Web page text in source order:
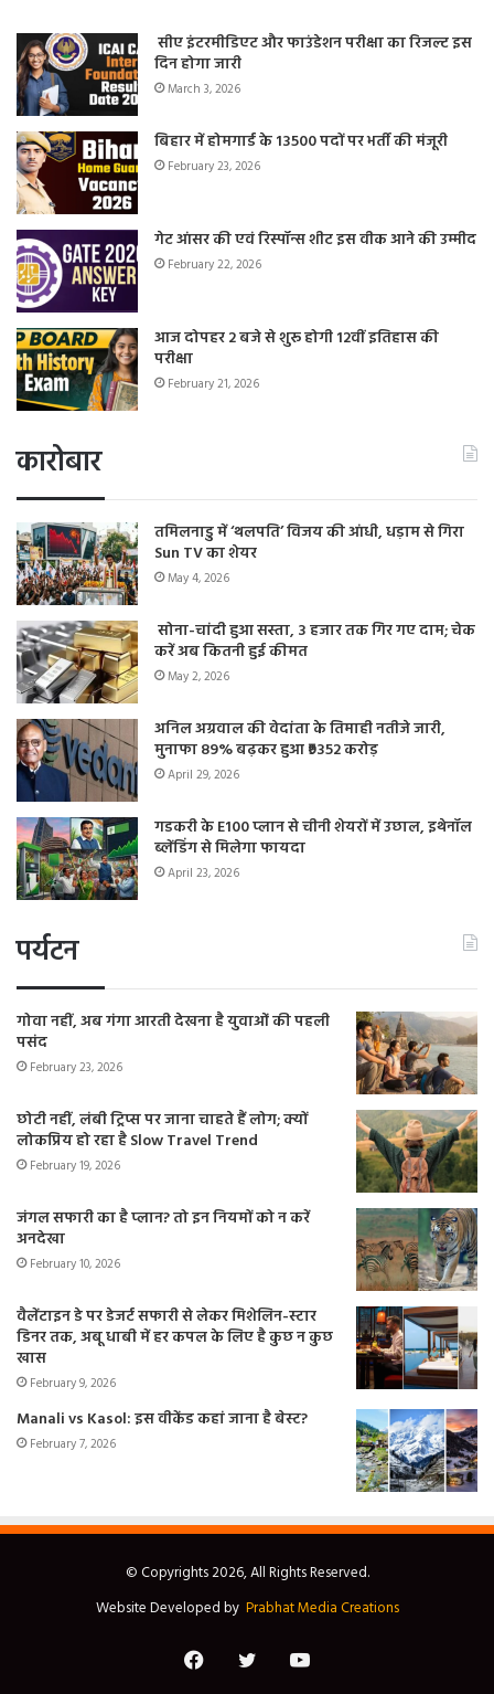
सीए इंटरमीडिएट और फाउंडेशन परीक्षा का रिजल्ट इस
दिन होगा जारी
March 3, 2026
बिहार में होमगार्ड के 13500 पदों पर भर्ती की मंजूरी
February 23, 2026
गेट आंसर की एवं रिस्पॉन्स शीट इस वीक आने की उम्मीद
February 22, 2026
आज दोपहर 2 बजे से शुरू होगी 12वीं इतिहास की
परीक्षा
February 21, 2026
कारोबार
तमिलनाडु में ‘थलपति’ विजय की आंधी, धड़ाम से गिरा
Sun TV का शेयर
May 4, 2026
सोना-चांदी हुआ सस्ता, 3 हजार तक गिर गए दाम; चेक
करें अब कितनी हुई कीमत
May 2, 2026
अनिल अग्रवाल की वेदांता के तिमाही नतीजे जारी,
मुनाफा 89% बढ़कर हुआ ₹9352 करोड़
April 29, 2026
गडकरी के E100 प्लान से चीनी शेयरों में उछाल, इथेनॉल
ब्लेंडिंग से मिलेगा फायदा
April 23, 2026
पर्यटन
गोवा नहीं, अब गंगा आरती देखना है युवाओं की पहली
पसंद
February 23, 2026
छोटी नहीं, लंबी ट्रिप्स पर जाना चाहते हैं लोग; क्यों
लोकप्रिय हो रहा है Slow Travel Trend
February 19, 2026
जंगल सफारी का है प्लान? तो इन नियमों को न करें
अनदेखा
February 10, 2026
वैलेंटाइन डे पर डेजर्ट सफारी से लेकर मिशेलिन-स्टार
डिनर तक, अबू धाबी में हर कपल के लिए है कुछ न कुछ
खास
February 9, 2026
Manali vs Kasol: इस वीकेंड कहां जाना है बेस्ट?
February 7, 2026
© Copyrights 2026, All Rights Reserved.
Website Developed by Prabhat Media Creations
FacebookTwitterYouTube